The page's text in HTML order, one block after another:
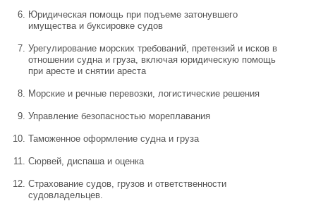
Юридическая помощь при подъеме затонувшего
имущества и буксировке судов
Урегулирование морских требований, претензий и исков в
отношении судна и груза, включая юридическую помощь
при аресте и снятии ареста
Морские и речные перевозки, логистические решения
Управление безопасностью мореплавания
Таможенное оформление судна и груза
Сюрвей, диспаша и оценка
Страхование судов, грузов и ответственности
судовладельцев.